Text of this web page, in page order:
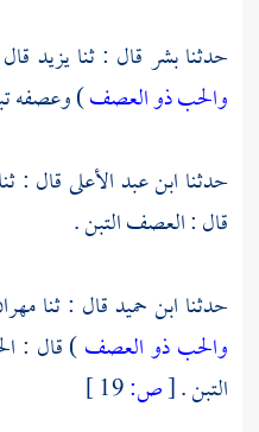
حدثنابشر قال : ثنايزيد
والحب ذو العصف) وعصفه
حدثنا ابن عبد الأعلىقال : ثنا
قال : العصف التبن .
حدثنا ابن حميدقال : ثنا
والحب ذو العصف) قال :
التبن .[ص: